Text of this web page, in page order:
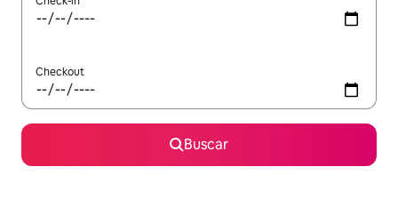
Checkout
Buscar